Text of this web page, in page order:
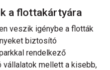
a flottakártyára
veszik igénybe a flották
biztosító
rendelkező
mellett a kisebb,